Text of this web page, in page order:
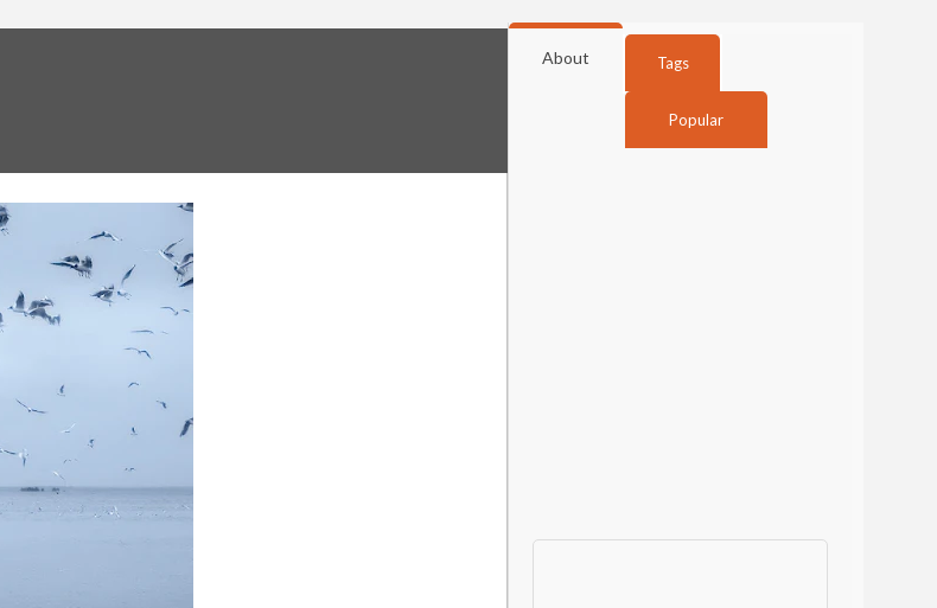
About Tags
Popular